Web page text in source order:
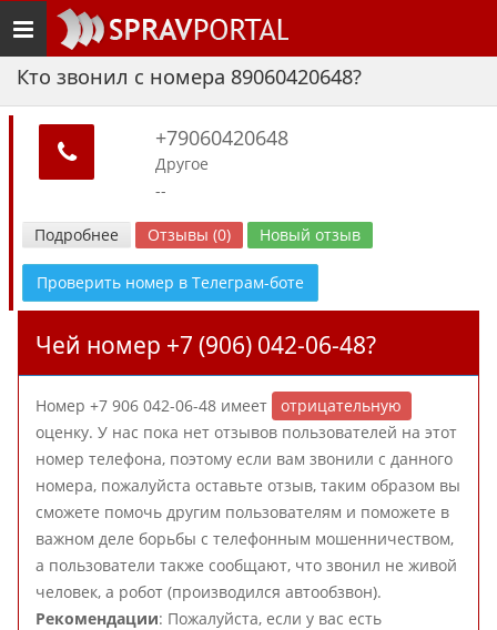
Toggle
navigation
Кто звонил с номера 89060420648?
+79060420648
Другое
--
Подробнее Отзывы (0) Новый отзыв
Проверить номер в Телеграм-боте
Чей номер +7 (906) 042-06-48?
Номер +7 906 042-06-48 имеет
отрицательную
оценку. У нас пока нет отзывов пользователей на этот
номер телефона, поэтому если вам звонили с данного
номера, пожалуйста оставьте отзыв, таким образом вы
сможете помочь другим пользователям и поможете в
важном деле борьбы с телефонным мошенничеством,
а пользователи также сообщают, что звонил не живой
человек, а робот (производился автообзвон).
Рекомендации: Пожалуйста, если у вас есть